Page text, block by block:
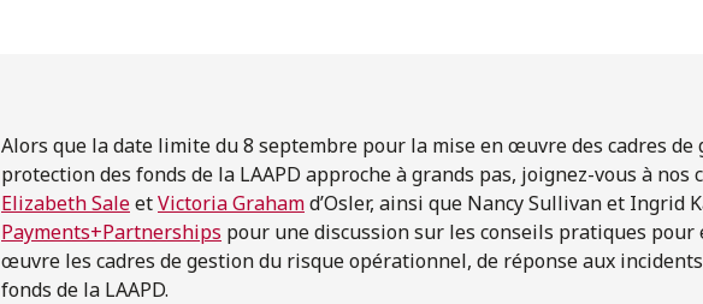
Alors que la date limite du 8 septembre pour la mise en œuvre des cadres de
protection des fonds de la LAAPD approche à grands pas, joignez-vous à nos
Elizabeth SaleetVictoria Grahamd’Osler, ainsi que Nancy Sullivan et Ingrid
Payments+Partnerships pour une discussion sur les conseils pratiques
œuvre les cadres de gestion du risque opérationnel, de réponse aux
fonds de la LAAPD.